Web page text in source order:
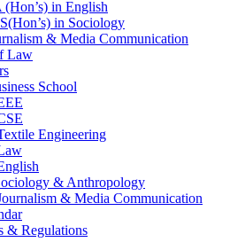
(Hon’s) in English
in Sociology
& Media Communication
Law
School
Engineering
& Anthropology
& Media Communication
& Regulations